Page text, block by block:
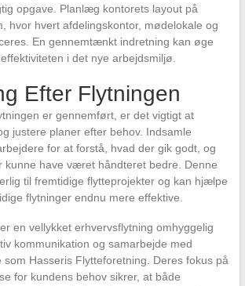
opgave. Planlæg kontorets layout på
hvor hvert afdelingskontor, mødelokale og
En gennemtænkt indretning kan øge
i det nye arbejdsmiljø.
Efter Flytningen
er gennemført, er det vigtigt at
justere planer efter behov. Indsamle
for at forstå, hvad der gik godt, og
kunne have været håndteret bedre. Denne
til fremtidige flytteprojekter og kan hjælpe
flytninger endnu mere effektive.
en vellykket erhvervsflytning omhyggelig
kommunikation og samarbejde med
som Hasseris Flytteforetning. Deres fokus på
for kundens behov sikrer, at både